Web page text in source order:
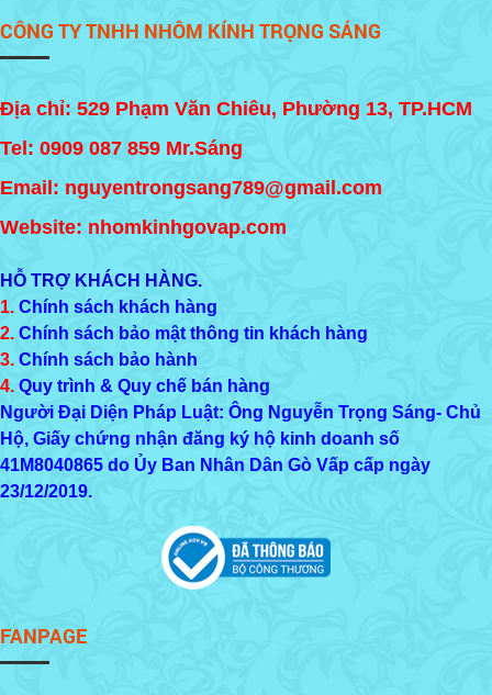
CÔNG TY TNHH NHÔM KÍNH TRỌNG SÁNG
Địa chỉ: 529 Phạm Văn Chiêu, Phường 13, TP.HCM
Tel: 0909 087 859 Mr.Sáng
Email: nguyentrongsang789@gmail.com
Website: nhomkinhgovap.com
HỖ TRỢ KHÁCH HÀNG.
1. Chính sách khách hàng
2. Chính sách bảo mật thông tin khách hàng
3. Chính sách bảo hành
4. Quy trình & Quy chế bán hàng
Người Đại Diện Pháp Luật: Ông Nguyễn Trọng Sáng- Chủ
Hộ, Giấy chứng nhận đăng ký hộ kinh doanh số
41M8040865 do Ủy Ban Nhân Dân Gò Vấp cấp ngày
23/12/2019.
FANPAGE